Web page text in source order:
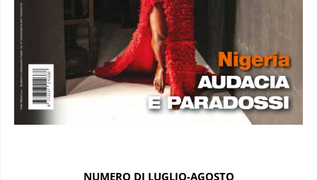
NUMERO DI LUGLIO-AGOSTO